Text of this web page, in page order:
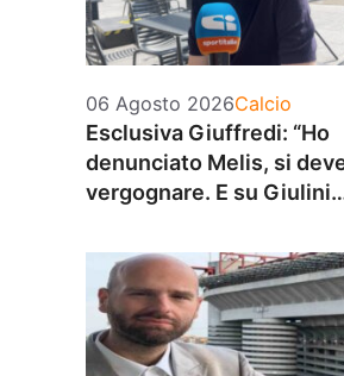
06 Agosto 2026Categorie
Calcio
Esclusiva Giuffredi: “Ho
denunciato Melis, si
vergognare. E su